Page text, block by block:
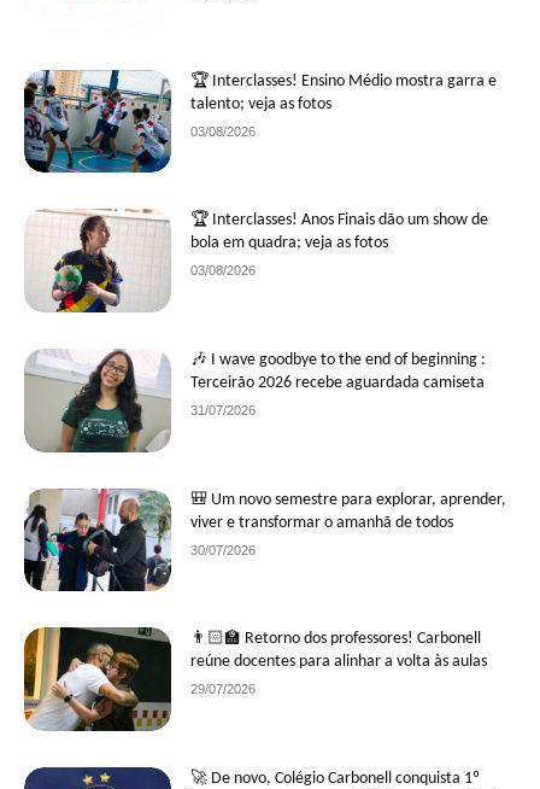
🏆 Interclasses! Ensino Médio mostra garra e
talento; veja as fotos
03/08/2026
🏆 Interclasses! Anos Finais dão um show de
bola em quadra; veja as fotos
03/08/2026
🎶 I wave goodbye to the end of beginning :
Terceirão 2026 recebe aguardada camiseta
31/07/2026
🎒 Um novo semestre para explorar, aprender,
viver e transformar o amanhã de todos
30/07/2026
👨🏻‍🏫 Retorno dos professores! Carbonell
reúne docentes para alinhar a volta às aulas
29/07/2026
🚀 De novo, Colégio Carbonell conquista 1º